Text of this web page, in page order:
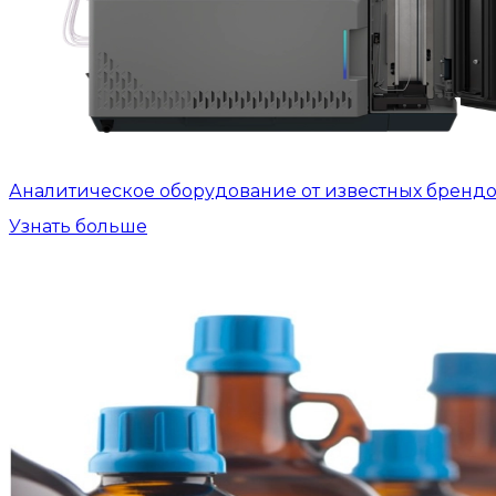
Аналитическое оборудование от известных
Узнать больше